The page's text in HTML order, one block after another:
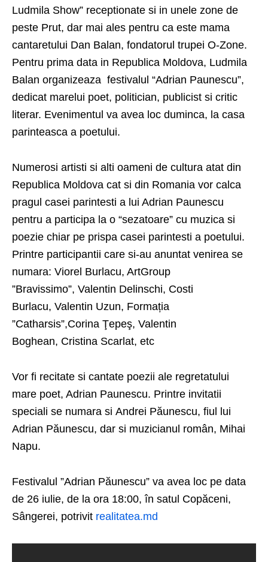
Ludmila Show” receptionate si in unele zone de
peste Prut, dar mai ales pentru ca este mama
cantaretului Dan Balan, fondatorul trupei O-Zone.
Pentru prima data in Republica Moldova, Ludmila
Balan organizeaza festivalul “Adrian Paunescu”,
dedicat marelui poet, politician, publicist si critic
literar. Evenimentul va avea loc duminca, la casa
parinteasca a poetului.
Numerosi artisti si alti oameni de cultura atat din
Republica Moldova cat si din Romania vor calca
pragul casei parintesti a lui Adrian Paunescu
pentru a participa la o “sezatoare” cu muzica si
poezie chiar pe prispa casei parintesti a poetului.
Printre participantii care si-au anuntat venirea se
numara: Viorel Burlacu, ArtGroup
”Bravissimo”, Valentin Delinschi, Costi
Burlacu, Valentin Uzun, Formația
”Catharsis”,Corina Ţepeş, Valentin
Boghean, Cristina Scarlat, etc
Vor fi recitate si cantate poezii ale regretatului
mare poet, Adrian Paunescu. Printre invitatii
speciali se numara si Andrei Păunescu, fiul lui
Adrian Păunescu, dar si muzicianul român, Mihai
Napu.
Festivalul ”Adrian Păunescu” va avea loc pe data
de 26 iulie, de la ora 18:00, în satul Copăceni,
Sângerei, potrivit realitatea.md